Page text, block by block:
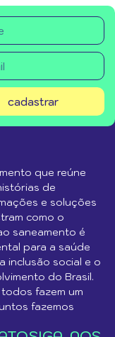
cadastrar
que reúne
de
e soluções
como o
saneamento é
para a saúde
inclusão social e o
do Brasil.
fazem um
fazemos